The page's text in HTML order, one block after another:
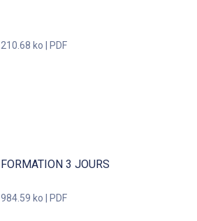
210.68 ko | PDF
FORMATION 3 JOURS
984.59 ko | PDF